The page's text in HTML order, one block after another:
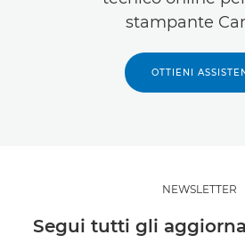
stampante
OTTIENI
NEWSLETTER
Segui tutti gli